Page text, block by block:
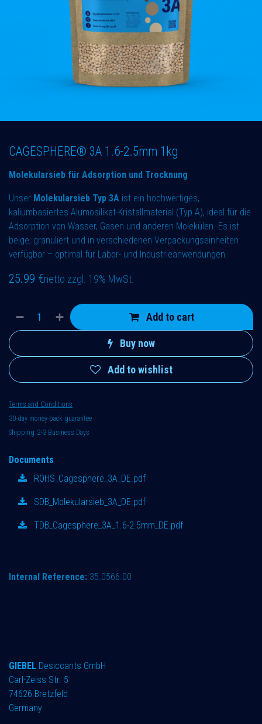
CAGESPHERE® 3A 1.6-2.5mm 1kg
Molekularsieb für Adsorption und Trocknung
Unser Molekularsieb Typ 3A ist ein hochwertiges,
kaliumbasiertes Alumosilikat-Kristallmaterial (Typ A), ideal für die
Adsorption von Wasser, Gasen und anderen Molekülen. Es ist
beige, granuliert und in verschiedenen Verpackungseinheiten
verfügbar – optimal für Labor- und Industrieanwendungen.
25.99 €netto zzgl. 19% MwSt.
Add to cart
Buy now
Add to wishlist
Terms and Conditions
30-day money-back guarantee
Shipping: 2-3 Business Days
Documents
ROHS_Cagesphere_3A_DE.pdf
SDB_Molekularsieb_3A_DE.pdf
TDB_Cagesphere_3A_1.6-2.5mm_DE.pdf
Internal Reference: 35.0566.00
GIEBEL Desiccants GmbH
Carl-Zeiss Str. 5
74626 Bretzfeld
Germany